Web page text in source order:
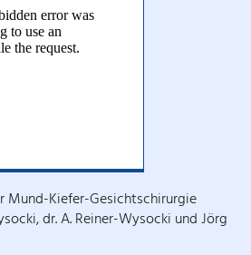
Mund-Kiefer-Gesichtschirurgie
dr. A. Reiner-Wysocki und Jörg